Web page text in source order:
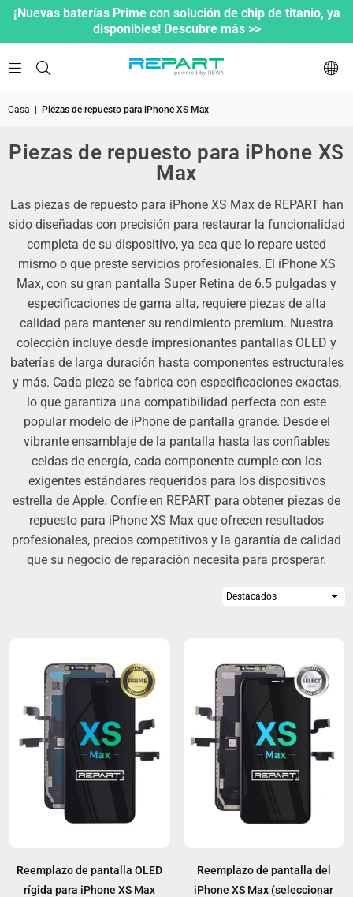
¡Nuevas baterías Prime con solución de chip de titanio, ya
disponibles! Descubre más >>
Casa Piezas de repuesto para iPhone XS Max
Piezas de repuesto para iPhone XS
Max
Las piezas de repuesto para iPhone XS Max de REPART han
sido diseñadas con precisión para restaurar la funcionalidad
completa de su dispositivo, ya sea que lo repare usted
mismo o que preste servicios profesionales. El iPhone XS
Max, con su gran pantalla Super Retina de 6.5 pulgadas y
especificaciones de gama alta, requiere piezas de alta
calidad para mantener su rendimiento premium. Nuestra
colección incluye desde impresionantes pantallas OLED y
baterías de larga duración hasta componentes estructurales
y más. Cada pieza se fabrica con especificaciones exactas,
lo que garantiza una compatibilidad perfecta con este
popular modelo de iPhone de pantalla grande. Desde el
vibrante ensamblaje de la pantalla hasta las confiables
celdas de energía, cada componente cumple con los
exigentes estándares requeridos para los dispositivos
estrella de Apple. Confíe en REPART para obtener piezas de
repuesto para iPhone XS Max que ofrecen resultados
profesionales, precios competitivos y la garantía de calidad
que su negocio de reparación necesita para prosperar.
Ordenar
Reemplazo de pantalla OLED
rígida para iPhone XS Max
Reemplazo de pantalla del
iPhone XS Max (seleccionar